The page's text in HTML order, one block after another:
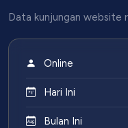
Data kunjungan website
Online
Hari Ini
Bulan Ini